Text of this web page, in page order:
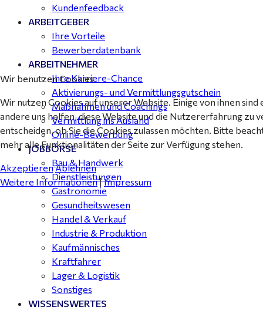
Kundenfeedback
ARBEITGEBER
Ihre Vorteile
Bewerberdatenbank
ARBEITNEHMER
Ihre Karriere-Chance
Aktivierungs- und Vermittlungsgutschein
Maßnahmen und Coachings
Vermittlung ins Ausland
Online-Bewerbung
JOBBÖRSE
Bau & Handwerk
Dienstleistungen
Gastronomie
Gesundheitswesen
Handel & Verkauf
Industrie & Produktion
Kaufmännisches
Kraftfahrer
Lager & Logistik
Sonstiges
WISSENSWERTES
Wir benutzen Cookies
Wir nutzen Cookies auf unserer Website. Einige von ihnen
andere uns helfen, diese Website und die Nutzererfahrung zu
entscheiden, ob Sie die Cookies zulassen möchten. Bitte
mehr alle Funktionalitäten der Seite zur Verfügung stehen.
AkzeptierenAblehnen
Weitere Informationen|Impressum